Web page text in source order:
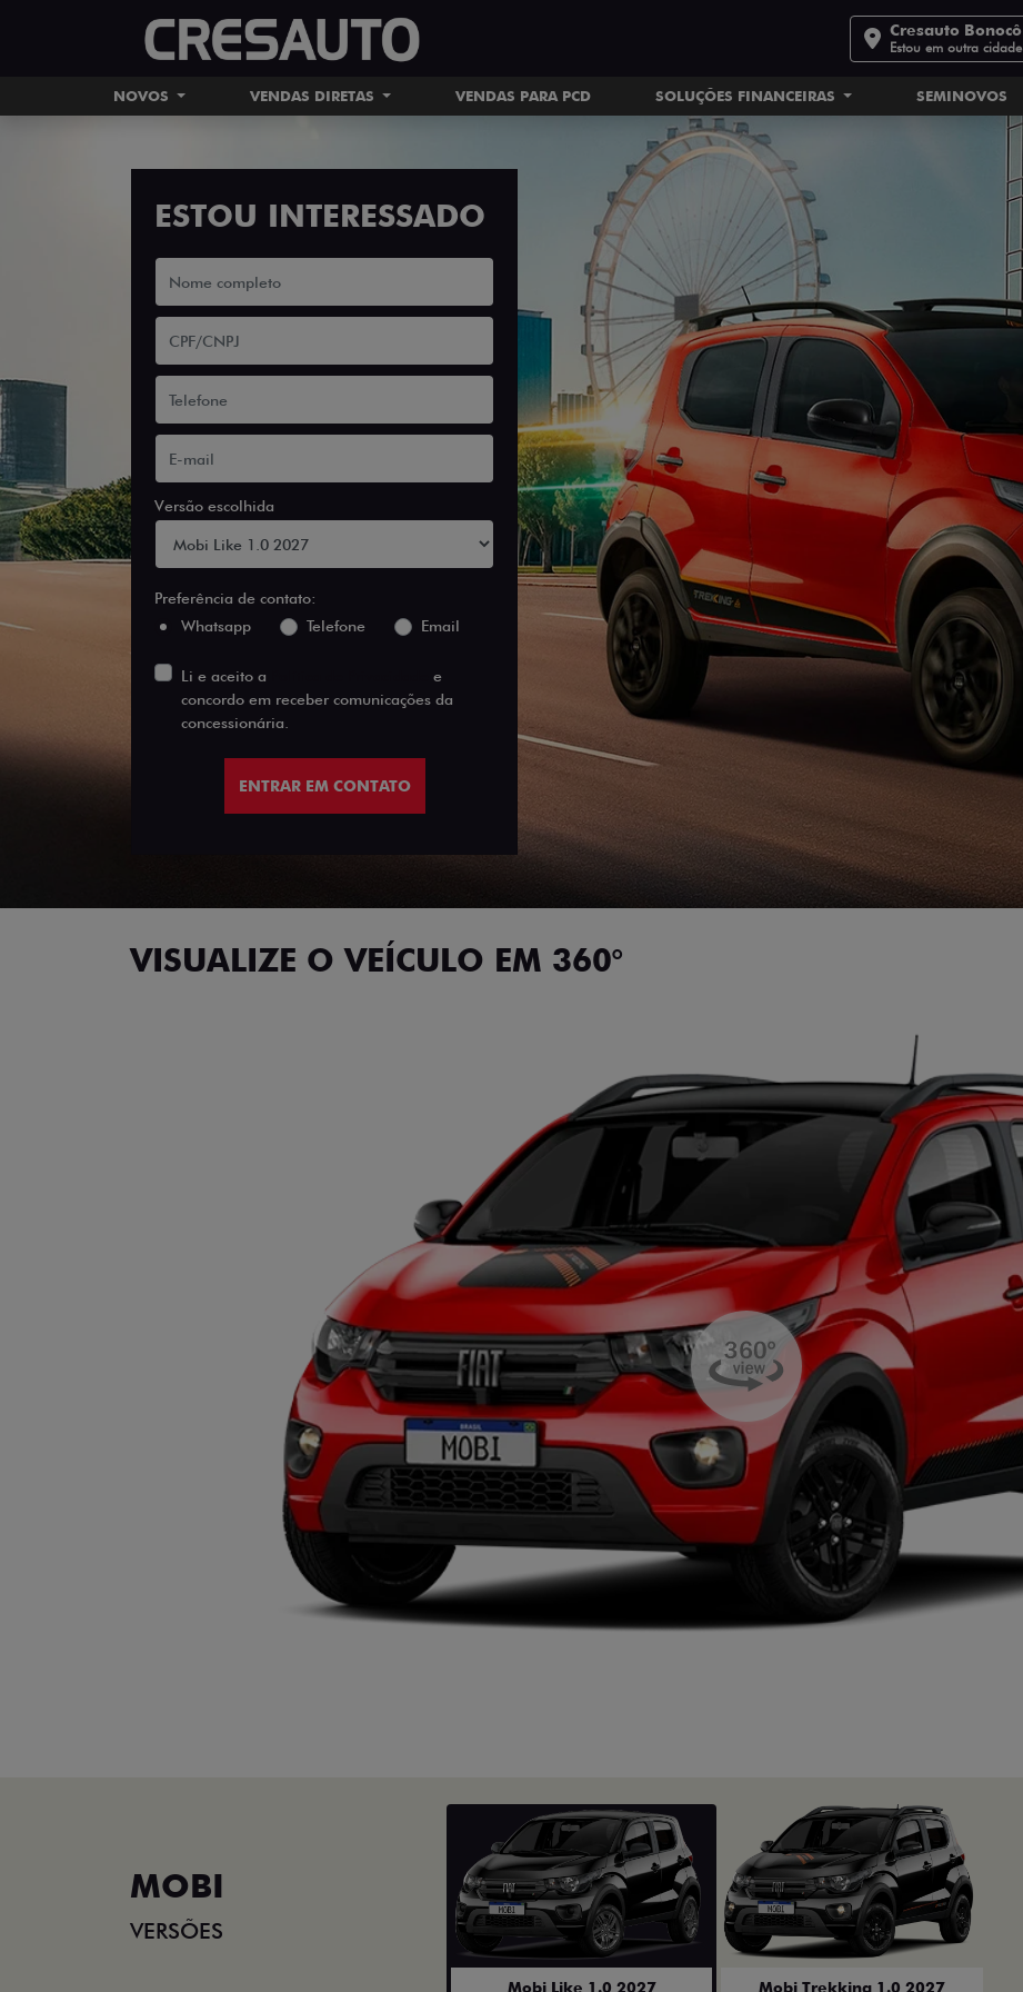
Cresauto Bonocô
Estou em outra cidade
NOVOS VENDAS DIRETAS VENDAS PARA PCD SOLUÇÕES FINANCEIRAS SEMINOVOS
ESTOU INTERESSADO
Versão escolhida
Preferência de contato:
Whatsapp
Telefone Email
Li e aceito a
e
concordo em receber comunicações da
concessionária.
ENTRAR EM CONTATO
VISUALIZE O VEÍCULO EM 360°
MOBI
VERSÕES
Mobi Like 1.0 2027 Mobi Trekking 1.0 2027